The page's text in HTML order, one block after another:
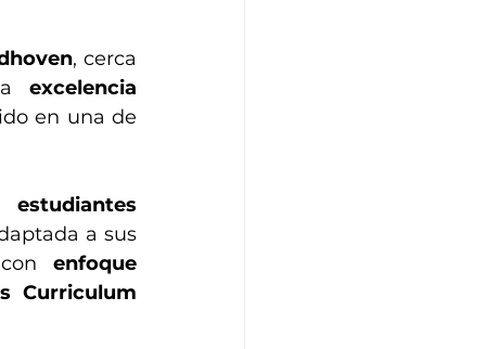
, cerca
la excelencia
en una de
estudiantes
a sus
enfoque
Curriculum